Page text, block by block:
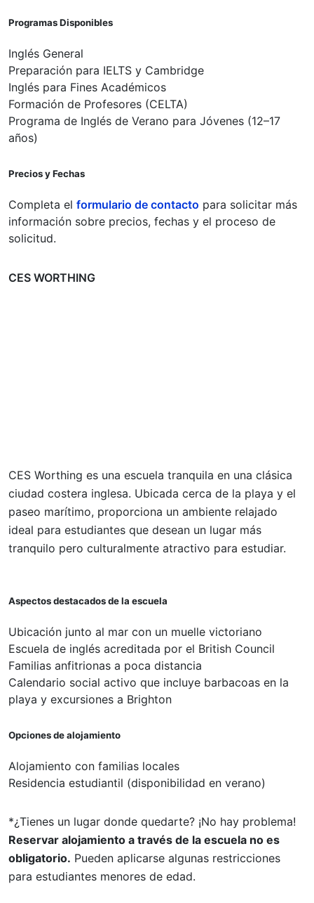
Programas Disponibles
Inglés General
Preparación para IELTS y Cambridge
Inglés para Fines Académicos
Formación de Profesores (CELTA)
Programa de Inglés de Verano para Jóvenes (12–17
años)
Precios y Fechas
Completa el formulario de contacto para solicitar más
información sobre precios, fechas y el proceso de
solicitud.
CES WORTHING
CES Worthing es una escuela tranquila en una clásica
ciudad costera inglesa. Ubicada cerca de la playa y el
paseo marítimo, proporciona un ambiente relajado
ideal para estudiantes que desean un lugar más
tranquilo pero culturalmente atractivo para estudiar.
Aspectos destacados de la escuela
Ubicación junto al mar con un muelle victoriano
Escuela de inglés acreditada por el British Council
Familias anfitrionas a poca distancia
Calendario social activo que incluye barbacoas en la
playa y excursiones a Brighton
Opciones de alojamiento
Alojamiento con familias locales
Residencia estudiantil (disponibilidad en verano)
*¿Tienes un lugar donde quedarte? ¡No hay problema!
Reservar alojamiento a través de la escuela no es
obligatorio. Pueden aplicarse algunas restricciones
para estudiantes menores de edad.